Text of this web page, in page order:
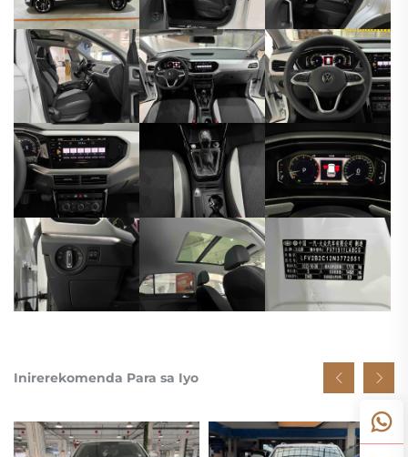
Inirerekomenda Para sa Iyo